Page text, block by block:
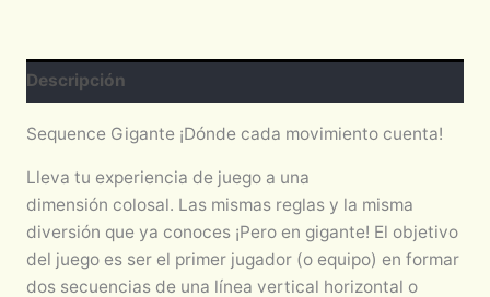
Descripción
Sequence Gigante ¡Dónde cada movimiento cuenta!
Lleva tu experiencia de juego a una
dimensión colosal. Las mismas reglas y la misma
diversión que ya conoces ¡Pero en gigante! El objetivo
del juego es ser el primer jugador (o equipo) en formar
dos secuencias de una línea vertical horizontal o